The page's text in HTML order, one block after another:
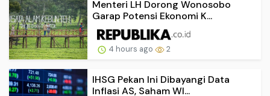
Menteri LH Dorong Wonosobo
Garap Potensi Ekonomi K...
4 hours ago 2
IHSG Pekan Ini Dibayangi Data
Inflasi AS, Saham WI...